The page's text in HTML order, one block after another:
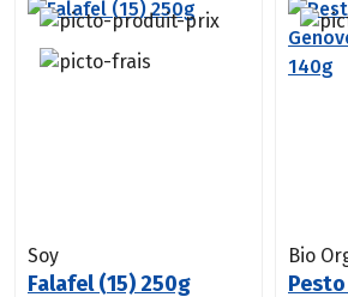
Soy
Falafel (15) 250g
Bio